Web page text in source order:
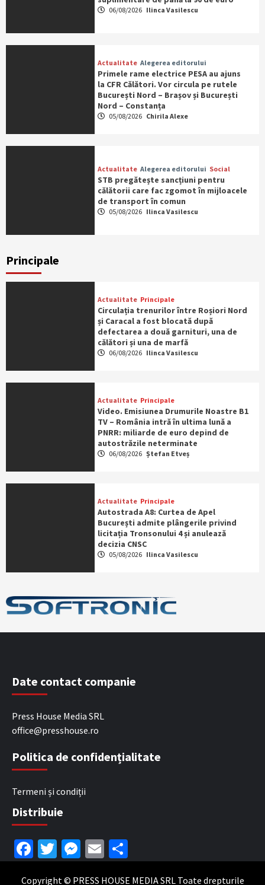
06/08/2026 Ilinca Vasilescu
Actualitate Alegerea editorului
Primele rame electrice PESA au ajuns
la CFR Călători. Vor circula pe rutele
București Nord – Brașov și București
Nord – Constanța
05/08/2026 Chirila Alexe
Actualitate Alegerea editorului Social
STB pregătește sancțiuni pentru
călătorii care fac zgomot în mijloacele
de transport în comun
05/08/2026 Ilinca Vasilescu
Principale
Actualitate Principale
Circulația trenurilor între Roșiori Nord
și Caracal a fost blocată după
defectarea a două garnituri, una de
călători și una de marfă
06/08/2026 Ilinca Vasilescu
Actualitate Principale
Video. Emisiunea Drumurile Noastre B1
TV – România intră în ultima lună a
PNRR: miliarde de euro depind de
autostrăzile neterminate
06/08/2026 Ștefan Etveș
Actualitate Principale
Autostrada A8: Curtea de Apel
București admite plângerile privind
licitația Tronsonului 4 și anulează
decizia CNSC
05/08/2026 Ilinca Vasilescu
Date contact companie
Press House Media SRL
office@presshouse.ro
Politica de confidențialitate
Termeni și condiții
Distribuie
Facebook
Twitter
Messenger
Email
Copyright © PRESS HOUSE MEDIA SRL Toate drepturile